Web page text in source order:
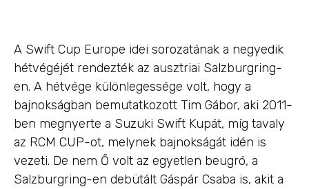
A Swift Cup Europe idei sorozatának a negyedik
hétvégéjét rendezték az ausztriai Salzburgring-
en. A hétvége különlegessége volt, hogy a
bajnokságban bemutatkozott Tim Gábor, aki 2011-
ben megnyerte a Suzuki Swift Kupát, míg tavaly
az RCM CUP-ot, melynek bajnokságát idén is
vezeti. De nem Ő volt az egyetlen beugró, a
Salzburgring-en debütált Gáspár Csaba is, akit a